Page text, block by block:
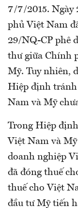
7/7/2015. Ngày
phủ Việt Nam
29/NQ-CP phê
thư giữa Chính
Mỹ. Tuy nhiên,
Hiệp định
Nam và Mỹ
Trong Hiệp
Việt Nam và
doanh nghiệp
đã đóng thuế
thuế cho Việt
đầu tư Mỹ tiến